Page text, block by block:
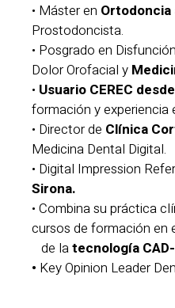
• Máster en Ortodoncia
Prostodoncista.
• Posgrado en
Dolor Orofacial y
• Usuario CEREC
formación y experiencia
• Director de Clínica
Medicina Dental Digital.
• Digital Impression
Sirona.
• Combina su práctica
cursos de formación en
de latecnología
• Key Opinion Leader